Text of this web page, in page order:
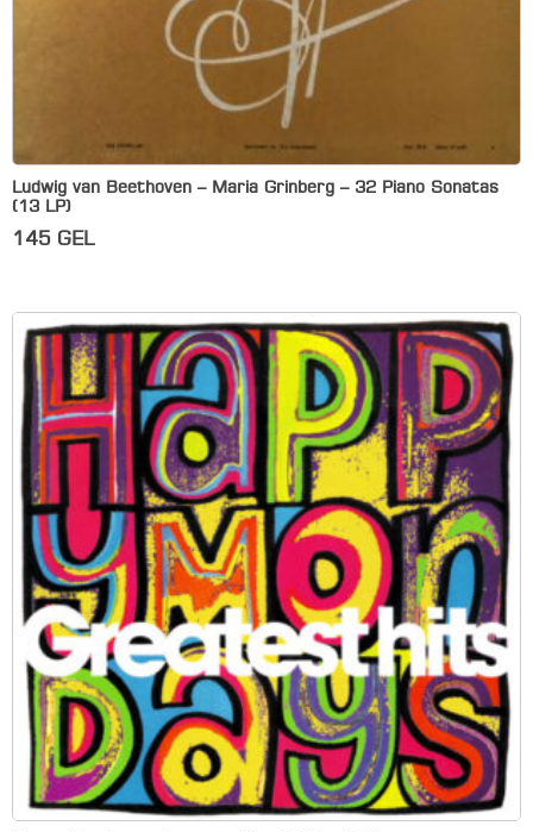
Ludwig van Beethoven – Maria Grinberg – 32 Piano Sonatas
(13 LP)
145 GEL